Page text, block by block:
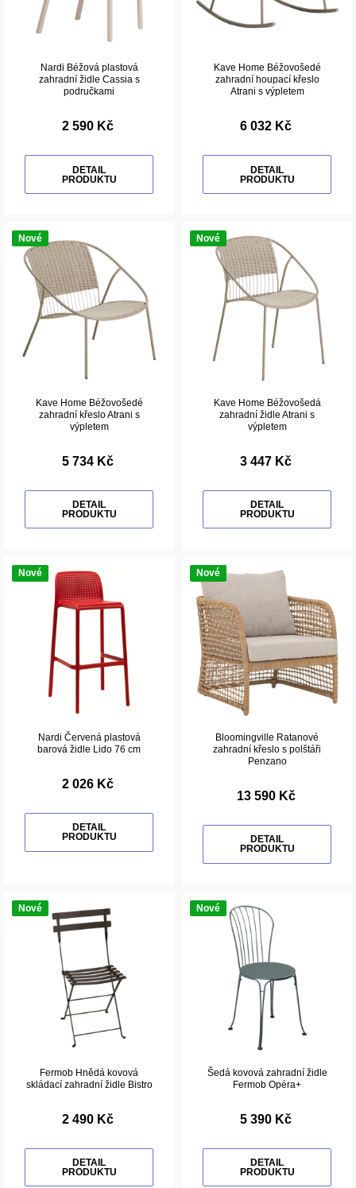
Nardi Béžová plastová
zahradní židle Cassia s
područkami
2 590 Kč
DETAIL
PRODUKTU
Kave Home Béžovošedé
zahradní houpací křeslo
Atrani s výpletem
6 032 Kč
DETAIL
PRODUKTU
Nové
Kave Home Béžovošedé
zahradní křeslo Atrani s
výpletem
5 734 Kč
DETAIL
PRODUKTU
Nové
Kave Home Béžovošedá
zahradní židle Atrani s
výpletem
3 447 Kč
DETAIL
PRODUKTU
Nové
Nardi Červená plastová
barová židle Lido 76 cm
2 026 Kč
DETAIL
PRODUKTU
Nové
Bloomingville Ratanové
zahradní křeslo s polštáři
Penzano
13 590 Kč
DETAIL
PRODUKTU
Nové
Fermob Hnědá kovová
skládací zahradní židle Bistro
2 490 Kč
DETAIL
PRODUKTU
Nové
Šedá kovová zahradní židle
Fermob Opéra+
5 390 Kč
DETAIL
PRODUKTU